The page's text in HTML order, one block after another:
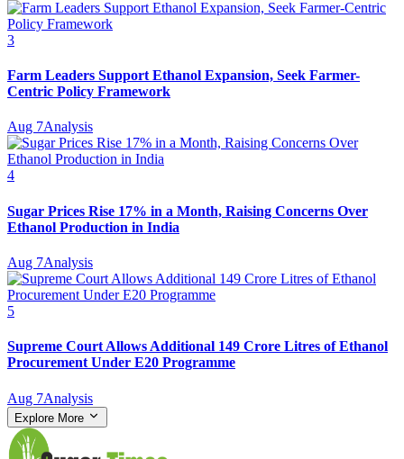
3
Farm Leaders Support Ethanol Expansion, Seek Farmer-
Centric Policy Framework
Aug 7Analysis
4
Sugar Prices Rise 17% in a Month, Raising Concerns Over
Ethanol Production in India
Aug 7Analysis
5
Supreme Court Allows Additional 149 Crore Litres of Ethanol
Procurement Under E20 Programme
Aug 7Analysis
Explore More